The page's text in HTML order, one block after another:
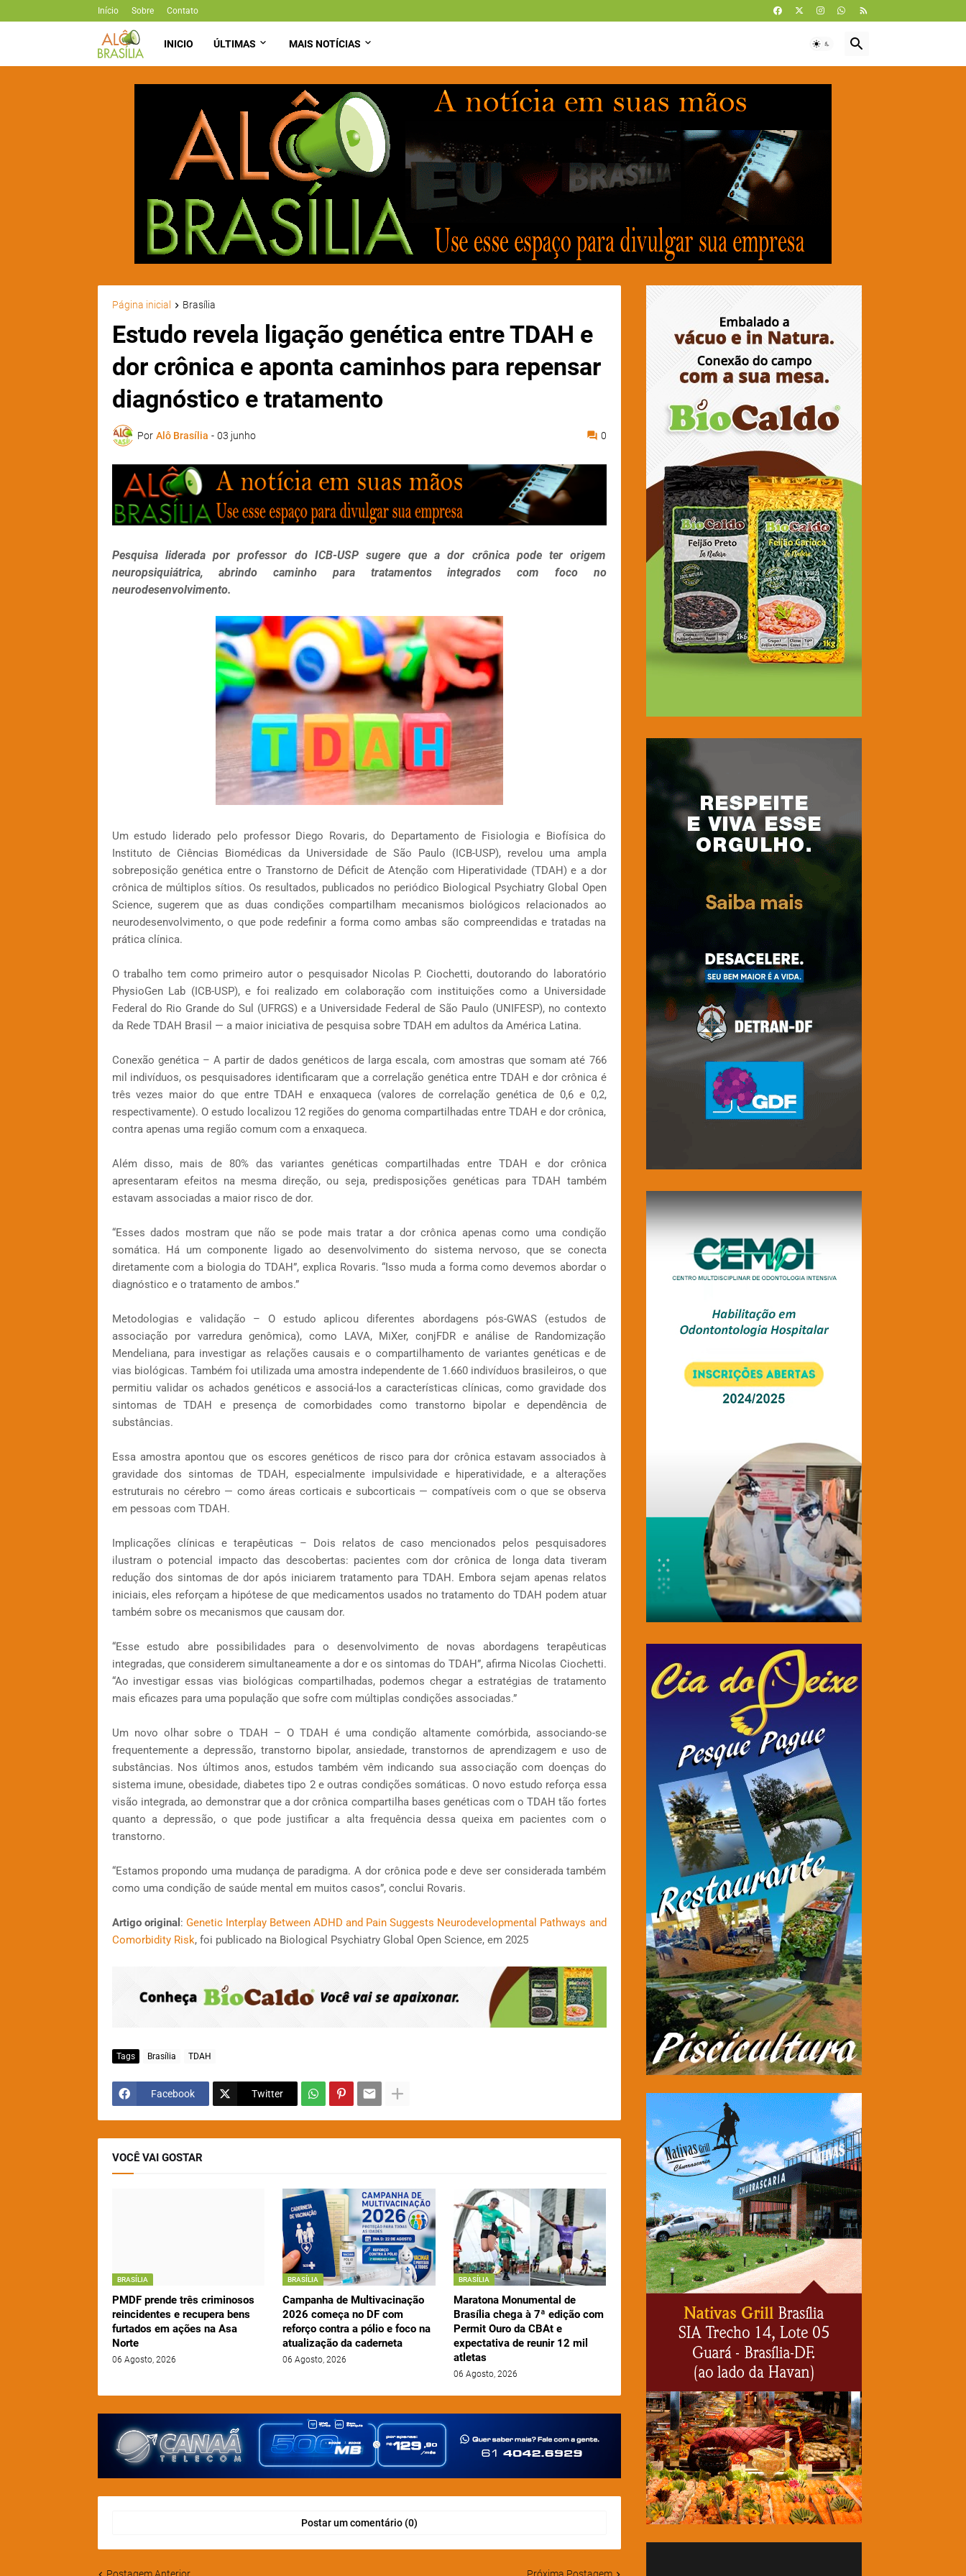
Início Sobre Contato
INICIO ÚLTIMAS MAIS NOTÍCIAS
Página inicial Brasília
Estudo revela ligação genética entre TDAH e
dor crônica e aponta caminhos para repensar
diagnóstico e tratamento
Por Alô Brasília - 03 junho 0
Pesquisa liderada por professor do ICB-USP sugere que a dor crônica pode ter origem
neuropsiquiátrica, abrindo caminho para tratamentos integrados com foco no
neurodesenvolvimento.
Um estudo liderado pelo professor Diego Rovaris, do Departamento de Fisiologia e Biofísica do
Instituto de Ciências Biomédicas da Universidade de São Paulo (ICB-USP), revelou uma ampla
sobreposição genética entre o Transtorno de Déficit de Atenção com Hiperatividade (TDAH) e a dor
crônica de múltiplos sítios. Os resultados, publicados no periódico Biological Psychiatry Global Open
Science, sugerem que as duas condições compartilham mecanismos biológicos relacionados ao
neurodesenvolvimento, o que pode redefinir a forma como ambas são compreendidas e tratadas na
prática clínica.
O trabalho tem como primeiro autor o pesquisador Nicolas P. Ciochetti, doutorando do laboratório
PhysioGen Lab (ICB-USP), e foi realizado em colaboração com instituições como a Universidade
Federal do Rio Grande do Sul (UFRGS) e a Universidade Federal de São Paulo (UNIFESP), no contexto
da Rede TDAH Brasil — a maior iniciativa de pesquisa sobre TDAH em adultos da América Latina.
Conexão genética – A partir de dados genéticos de larga escala, com amostras que somam até 766
mil indivíduos, os pesquisadores identificaram que a correlação genética entre TDAH e dor crônica é
três vezes maior do que entre TDAH e enxaqueca (valores de correlação genética de 0,6 e 0,2,
respectivamente). O estudo localizou 12 regiões do genoma compartilhadas entre TDAH e dor crônica,
contra apenas uma região comum com a enxaqueca.
Além disso, mais de 80% das variantes genéticas compartilhadas entre TDAH e dor crônica
apresentaram efeitos na mesma direção, ou seja, predisposições genéticas para TDAH também
estavam associadas a maior risco de dor.
“Esses dados mostram que não se pode mais tratar a dor crônica apenas como uma condição
somática. Há um componente ligado ao desenvolvimento do sistema nervoso, que se conecta
diretamente com a biologia do TDAH”, explica Rovaris. “Isso muda a forma como devemos abordar o
diagnóstico e o tratamento de ambos.”
Metodologias e validação – O estudo aplicou diferentes abordagens pós-GWAS (estudos de
associação por varredura genômica), como LAVA, MiXer, conjFDR e análise de Randomização
Mendeliana, para investigar as relações causais e o compartilhamento de variantes genéticas e de
vias biológicas. Também foi utilizada uma amostra independente de 1.660 indivíduos brasileiros, o que
permitiu validar os achados genéticos e associá-los a características clínicas, como gravidade dos
sintomas de TDAH e presença de comorbidades como transtorno bipolar e dependência de
substâncias.
Essa amostra apontou que os escores genéticos de risco para dor crônica estavam associados à
gravidade dos sintomas de TDAH, especialmente impulsividade e hiperatividade, e a alterações
estruturais no cérebro — como áreas corticais e subcorticais — compatíveis com o que se observa
em pessoas com TDAH.
Implicações clínicas e terapêuticas – Dois relatos de caso mencionados pelos pesquisadores
ilustram o potencial impacto das descobertas: pacientes com dor crônica de longa data tiveram
redução dos sintomas de dor após iniciarem tratamento para TDAH. Embora sejam apenas relatos
iniciais, eles reforçam a hipótese de que medicamentos usados no tratamento do TDAH podem atuar
também sobre os mecanismos que causam dor.
“Esse estudo abre possibilidades para o desenvolvimento de novas abordagens terapêuticas
integradas, que considerem simultaneamente a dor e os sintomas do TDAH”, afirma Nicolas Ciochetti.
“Ao investigar essas vias biológicas compartilhadas, podemos chegar a estratégias de tratamento
mais eficazes para uma população que sofre com múltiplas condições associadas.”
Um novo olhar sobre o TDAH – O TDAH é uma condição altamente comórbida, associando-se
frequentemente a depressão, transtorno bipolar, ansiedade, transtornos de aprendizagem e uso de
substâncias. Nos últimos anos, estudos também vêm indicando sua associação com doenças do
sistema imune, obesidade, diabetes tipo 2 e outras condições somáticas. O novo estudo reforça essa
visão integrada, ao demonstrar que a dor crônica compartilha bases genéticas com o TDAH tão fortes
quanto a depressão, o que pode justificar a alta frequência dessa queixa em pacientes com o
transtorno.
“Estamos propondo uma mudança de paradigma. A dor crônica pode e deve ser considerada também
como uma condição de saúde mental em muitos casos”, conclui Rovaris.
Artigo original : Genetic Interplay Between ADHD and Pain Suggests Neurodevelopmental Pathways and
Comorbidity Risk, foi publicado na Biological Psychiatry Global Open Science, em 2025
Tags Brasília TDAH
Facebook Twitter
VOCÊ VAI GOSTAR
BRASÍLIA
PMDF prende três criminosos
reincidentes e recupera bens
furtados em ações na Asa
Norte
06 Agosto, 2026
BRASÍLIA
Campanha de Multivacinação
2026 começa no DF com
reforço contra a pólio e foco na
atualização da caderneta
06 Agosto, 2026
BRASÍLIA
Maratona Monumental de
Brasília chega à 7ª edição com
Permit Ouro da CBAt e
expectativa de reunir 12 mil
atletas
06 Agosto, 2026
Postar um comentário (0)